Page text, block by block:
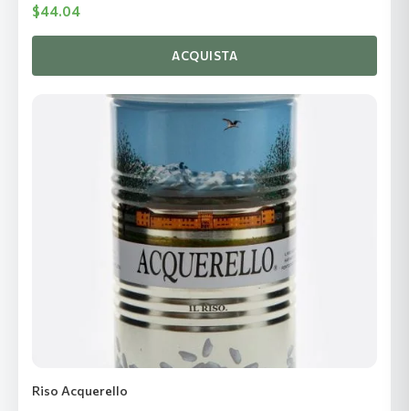
$44.04
ACQUISTA
Riso Acquerello
prodotto